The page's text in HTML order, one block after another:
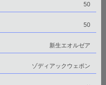
50
50
新生エオルゼア
ゾディアックウェポン